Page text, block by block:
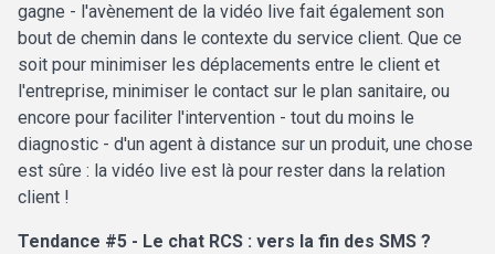
gagne - l'avènement de la vidéo live fait également son
bout de chemin dans le contexte du service client. Que ce
soit pour minimiser les déplacements entre le client et
l'entreprise, minimiser le contact sur le plan sanitaire, ou
encore pour faciliter l'intervention - tout du moins le
diagnostic - d'un agent à distance sur un produit, une chose
est sûre : la vidéo live est là pour rester dans la relation
client !
Tendance #5 - Le chat RCS : vers la fin des SMS ?